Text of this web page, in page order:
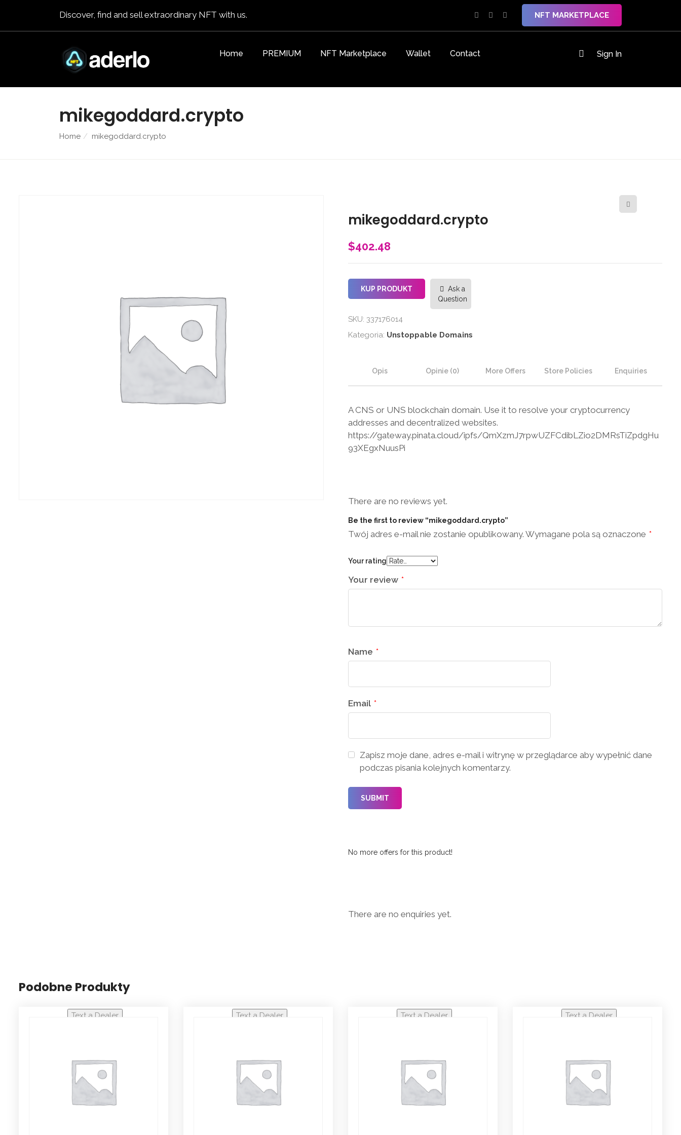
Discover, find and sell extraordinary NFT with us. NFT MARKETPLACE
Home PREMIUM NFT Marketplace Wallet Contact Sign In
mikegoddard.crypto
Home mikegoddard.crypto
mikegoddard.crypto
$402.48
KUP PRODUKT
Ask a
Question
SKU: 337176014
Kategoria: Unstoppable Domains
Opis Opinie (0) More Offers Store Policies Enquiries
A CNS or UNS blockchain domain. Use it to resolve your cryptocurrency
addresses and decentralized websites.
https://gateway.pinata.cloud/ipfs/QmXzmJ7rpwUZFCdibLZio2DMRsTiZpdgHu
93XEgxNuusPi
There are no reviews yet.
Be the first to review “mikegoddard.crypto”
Twój adres e-mail nie zostanie opublikowany. Wymagane pola są oznaczone *
Your rating
Your review *
Name *
Email *
Zapisz moje dane, adres e-mail i witrynę w przeglądarce aby wypełnić dane
podczas pisania kolejnych komentarzy.
No more offers for this product!
There are no enquiries yet.
Podobne Produkty
Text a Dealer Text a Dealer Text a Dealer Text a Dealer